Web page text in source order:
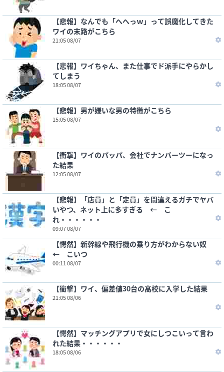
【悲報】なんでも「へへっｗ」って誤魔化してきた
ワイの末路がこちら
21:05 08/07
【悲報】ワイちゃん、また仕事でド派手にやらかし
てしまう
18:05 08/07
【悲報】男が嫌いな男の特徴がこちら
15:05 08/07
【衝撃】ワイのパッパ、会社でナンバーツーになっ
た結果
12:05 08/07
【悲報】「店員」と「定員」を間違えるガチでヤバ
いやつ、ネット上に多すぎる ← こ
れ・・・・・・
09:07 08/07
【愕然】新幹線や飛行機の乗り方がわからない奴
← こいつ
00:11 08/07
【衝撃】ワイ、偏差値30台の高校に入学した結果
21:05 08/06
【愕然】マッチングアプリで女にしつこいって言わ
れた結果・・・・・・
18:05 08/06